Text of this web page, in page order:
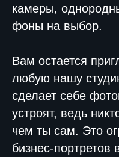
камеры,
фоны на выбор.
Вам остается
любую нашу
сделает себе
устроят, ведь
чем ты сам. Это
бизнес-портретов